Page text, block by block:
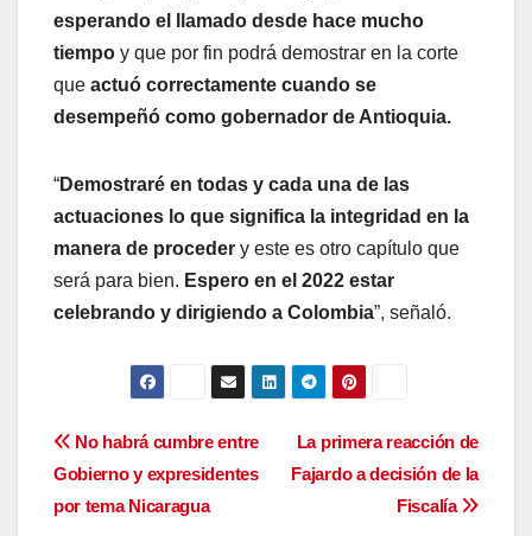
esperando el llamado desde hace mucho
tiempo y que por fin podrá demostrar en la corte
que actuó correctamente cuando se
desempeñó como gobernador de Antioquia.
“Demostraré en todas y cada una de las
actuaciones lo que significa la integridad en la
manera de proceder y este es otro capítulo que
será para bien. Espero en el 2022 estar
celebrando y dirigiendo a Colombia”, señaló.
Navegación
de
La primera reacción de
Fajardo a decisión de la
Fiscalía
No habrá cumbre entre
Gobierno y expresidentes
por tema Nicaragua